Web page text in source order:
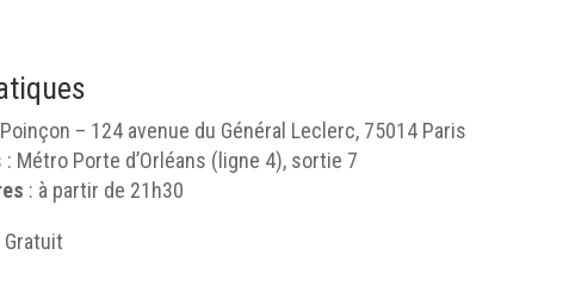
– 124 avenue du Général Leclerc, 75014 Paris
Métro Porte d’Orléans (ligne 4), sortie 7
: à partir de 21h30
Gratuit